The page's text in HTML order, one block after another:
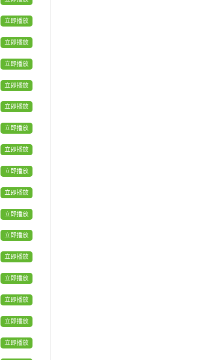
立即播放
立即播放
立即播放
立即播放
立即播放
立即播放
立即播放
立即播放
立即播放
立即播放
立即播放
立即播放
立即播放
立即播放
立即播放
立即播放